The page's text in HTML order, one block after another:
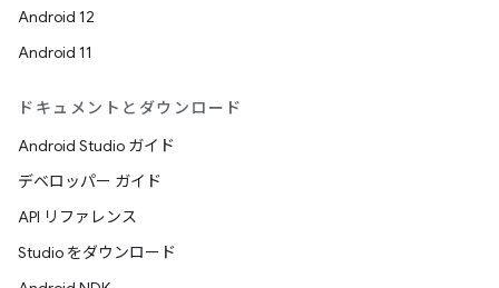
Android 12
Android 11
ドキュメントとダウンロード
Android Studio ガイド
デベロッパー ガイド
API リファレンス
Studio をダウンロード